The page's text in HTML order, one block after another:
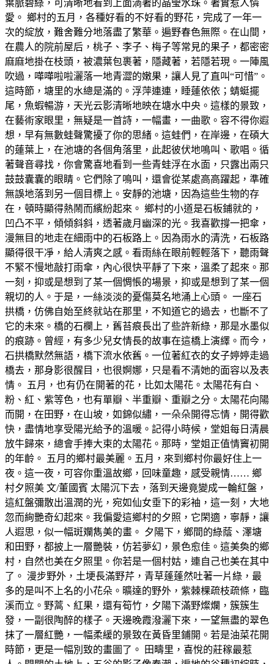
葉脈碧綠，可清晰地看到上面淌著的晶瑩水珠。著實惹人憐
愛。 鄉村的五月，各種好看的不好看的野花，完成了一年一
次的綻放，難舍難分地落盡了繁華。遍野春色無際。在山間，
在農人的院前屋后，桃子、李子、梅子等常見的果子，都密密
麻麻地掛在枝頭，被濃葉包裹著，隱藏著，若隱若現。一陣風
吹過，嘩嘩啦啦灑落一地青澀的嫩果，讓人見了直叫“可惜”。
這時節，塘里的水總是滿的。浮萍連連，睡蓮依依；蜻蜓擺
尾，魚蝦暢游，天光云影清晰地映在塘水中央。這樣的景致，
在藝術家眼里，無疑是一首詩，一幅畫，一曲歌。容不得你遐
想，早有無數蛙聲驚擾了你的思緒。這蛙們，在岸邊，在碩大
的蓮葉上，在池塘的各個角落里，此起彼伏地鳴叫、歌唱。循
著聲音尋找，你會驚喜地看到一些青蛙浮在水面，只露出兩只
鼓鼓囊囊的眼睛。它們除了鳴叫，還會從某處高高躍起，準確
無誤地落到另一個目標上。安靜的池塘，因為這些生物的存
在，頓時顯得熱鬧而繽紛起來。 鄉村的小道是石板鋪就的，
凹凸不平，傾傾斜斜，透著歲月幽深的光。我喜歡撐一把傘，
漫無目的地走在細雨中的石板路上。因為雨水的清洗，石板路
顯得很干凈，給人清爽之感。看雨絲在眼前輕輕落下，聽雨聲
不緊不慢地敲打雨傘，內心很快平靜了下來，溫柔了起來。那
一刻，抑或是想到了某一個惆悵的場景，抑或是想到了某一個
親切的人。于是，一絲淡淡的憂傷莫名地涌上心頭。 一座石
拱橋，仿佛自始至終就站在那里，不知道它的過去，也斷不了
它的未來。橋的石欄上，舊苔痕長出了些許新綠，那是水墨似
的痕跡。曾經，有多少兒女情長的故事在這橋上演繹。而今，
石拱橋默然無語，橋下流水依舊。一位著紅衣的女子婷婷走過
橋去，那身影很醒目，也很婀娜，只是看不清她的面容以及表
情。 五月，也有仍在開著的花，比如太陽花。太陽花有白、
粉、紅、紫等色，也有單瓣、半重瓣、重瓣之分。太陽花向陽
而開，在田野，在山坡，如錦似繡，一朵朵開得忘情，開得歡
快，盡情地享受陽光給予的溫暖。記得小時候，堂姐每日清晨
放牛歸來，總會手捧大束的太陽花。那時，堂姐正值情竇初開
的年齡。 五月的鄉村最美麗。五月，來到鄉村你最好住上一
夜。這一夜，可容你重溫故鄉，回味童趣，感受親情…… 鄉
村夕照美 文/董國賓 太陽沉下去，落到天邊竟變成一輪紅盤，
這紅盤彌散出溫潤的光，宛如仙女垂下的彩袖，這一刻，大地
忽而絢艷奇幻起來。我偏愛這鄉村的夕照，它閑適，寧靜，讓
人遐思，似一幅斑斕雋美的畫。 夕陽下，鄉間的綠蔭、澤塘
和田野，都披上一層艷裝，仿若夢幻，景色愈佳。這美奐的鄉
村，自然也美在夕照里。你若是一個村姑，連自己也美在其中
了。 漫步野外，土埂長滿野芹，青草蓬蓬然吐著一片綠，最
多的是叫不上名的小花朵。曠達的野外，紫棘棵疏枝疏條，臨
溪而立。野蒿、紅果，還有筍竹，夕陽下滿野燦爛，簇簇生
發，一副很陶醉的樣子。天邊晚霞潑灑下來，一望無盡的翠色
抹了一層紅艷，一幅柔緩的景致在黃昏里鋪開。若是油菜花開
時節，更是一幅別致的畫圖了。 田疇里，喜悅的莊稼最惹